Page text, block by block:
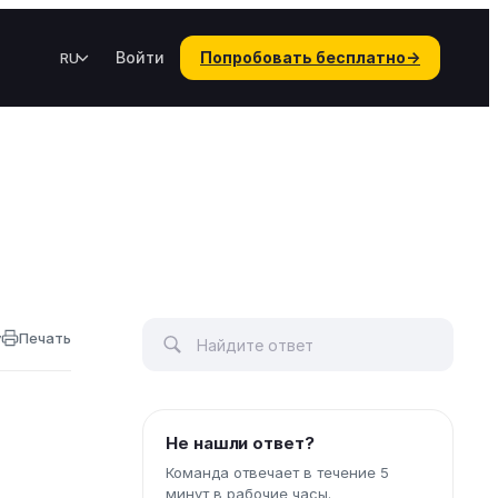
RU Войти Попробовать бесплатно→
Печать
Не нашли ответ?
Команда отвечает в течение 5
минут в рабочие часы.